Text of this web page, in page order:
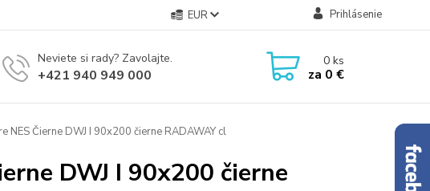
EUR Prihlásenie
Neviete si rady? Zavolajte.
+421 940 949 000
0ks
za 0 €
NES Čierne DWJ I 90x200 čierne RADAWAY cl
DWJ I 90x200 čierne